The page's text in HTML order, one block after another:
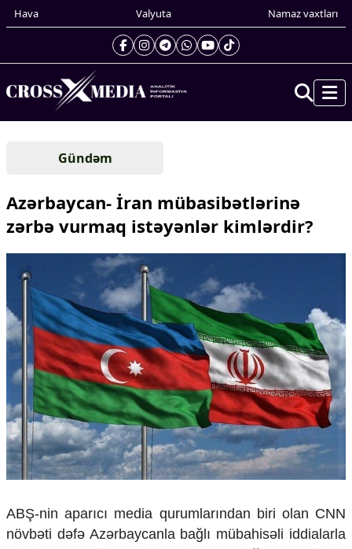
Hava Valyuta Namaz vaxtları
Gündəm
Xarici xəbərlər
Cənubi Qafqaz
Avropa
Amerika
Asiya
Afrika
Çarpaz baxış
Təhlil
Siyasi
Geosiyasi
İqtisadi
Sosioloji
Multimedia
Foto
Gündəm
Azərbaycan- İran mübasibətlərinə
zərbə vurmaq istəyənlər kimlərdir?
ABŞ-nin aparıcı media qurumlarından biri olan CNN
növbəti dəfə Azərbaycanla bağlı mübahisəli iddialarla